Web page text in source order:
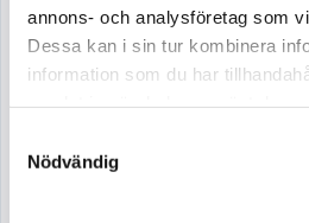
annons- och analysföretag som
Dessa kan i sin tur kombinera
information som du har
Nödvändig
Syrenros – är en unik urna
tillverkad av våra florister
grunden är det vår vackra
lånad från naturen.